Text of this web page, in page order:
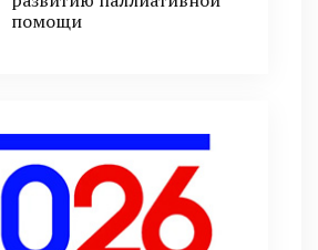
помощи